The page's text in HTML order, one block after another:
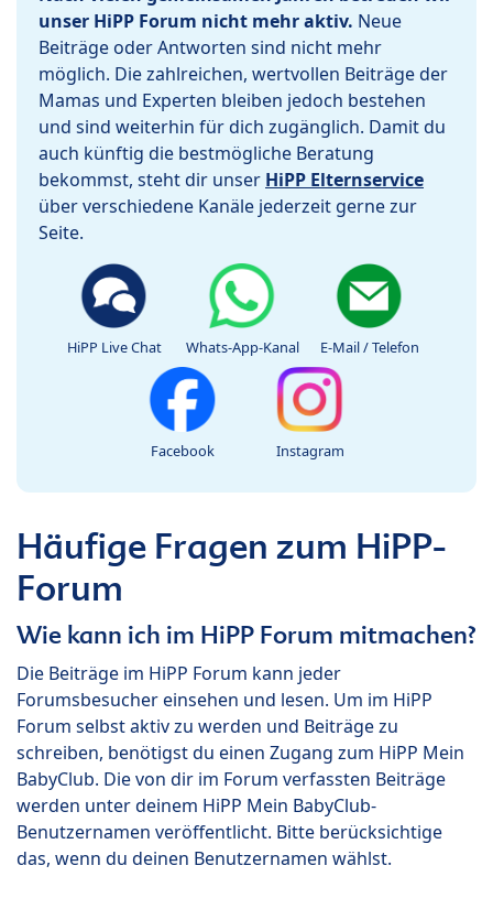
unser HiPP Forum nicht mehr aktiv. Neue
Beiträge oder Antworten sind nicht mehr
möglich. Die zahlreichen, wertvollen Beiträge der
Mamas und Experten bleiben jedoch bestehen
und sind weiterhin für dich zugänglich. Damit du
auch künftig die bestmögliche Beratung
bekommst, steht dir unser HiPP Elternservice
über verschiedene Kanäle jederzeit gerne zur
Seite.
HiPP Live Chat Whats-App-Kanal E-Mail / Telefon
Facebook Instagram
Häufige Fragen zum HiPP-
Forum
Wie kann ich im HiPP Forum mitmachen?
Die Beiträge im HiPP Forum kann jeder
Forumsbesucher einsehen und lesen. Um im HiPP
Forum selbst aktiv zu werden und Beiträge zu
schreiben, benötigst du einen Zugang zum HiPP Mein
BabyClub. Die von dir im Forum verfassten Beiträge
werden unter deinem HiPP Mein BabyClub-
Benutzernamen veröffentlicht. Bitte berücksichtige
das, wenn du deinen Benutzernamen wählst.